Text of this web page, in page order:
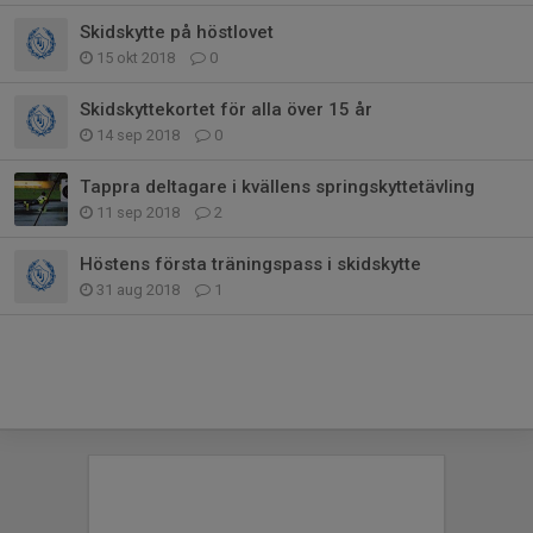
Skidskytte på höstlovet
15 okt 2018 0
Skidskyttekortet för alla över 15 år
14 sep 2018 0
Tappra deltagare i kvällens springskyttetävling
11 sep 2018 2
Höstens första träningspass i skidskytte
31 aug 2018 1